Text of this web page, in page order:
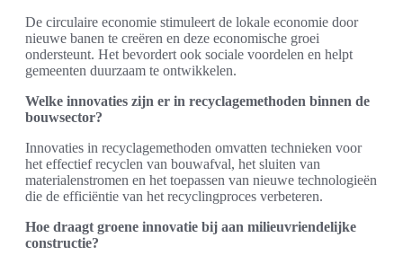
De circulaire economie stimuleert de lokale economie door
nieuwe banen te creëren en deze economische groei
ondersteunt. Het bevordert ook sociale voordelen en helpt
gemeenten duurzaam te ontwikkelen.
Welke innovaties zijn er in recyclagemethoden binnen de
bouwsector?
Innovaties in recyclagemethoden omvatten technieken voor
het effectief recyclen van bouwafval, het sluiten van
materialenstromen en het toepassen van nieuwe technologieën
die de efficiëntie van het recyclingproces verbeteren.
Hoe draagt groene innovatie bij aan milieuvriendelijke
constructie?